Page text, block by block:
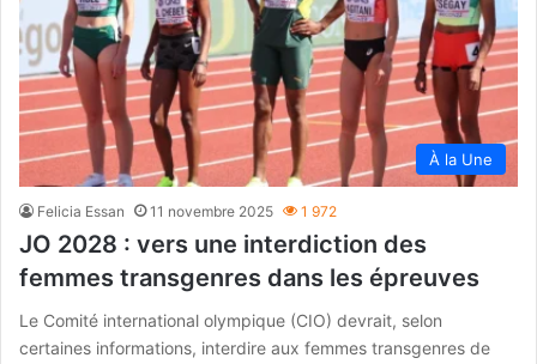
À la Une
Felicia Essan 11 novembre 2025 1 972
JO 2028 : vers une interdiction des
femmes transgenres dans les épreuves
Le Comité international olympique (CIO) devrait, selon
certaines informations, interdire aux femmes transgenres de